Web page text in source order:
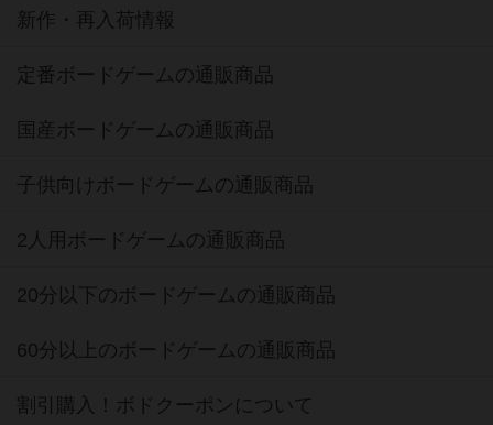
新作・再入荷情報
定番ボードゲームの通販商品
国産ボードゲームの通販商品
子供向けボードゲームの通販商品
2人用ボードゲームの通販商品
20分以下のボードゲームの通販商品
60分以上のボードゲームの通販商品
割引購入！ボドクーポンについて